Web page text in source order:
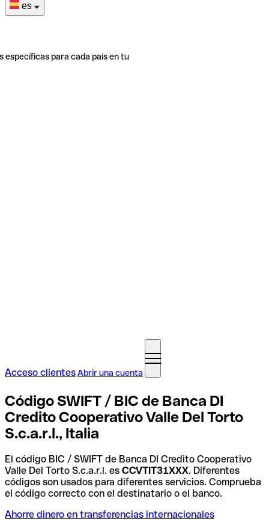
es
específicas para cada país en tu
Acceso clientesAbrir una cuenta
Código SWIFT / BIC de Banca DI
Credito Cooperativo Valle Del Torto
S.c.a.r.l., Italia
El código BIC / SWIFT de Banca DI Credito Cooperativo
Valle Del Torto S.c.a.r.l. es CCVTIT31XXX. Diferentes
códigos son usados para diferentes servicios. Comprueba
el código correcto con el destinatario o el banco.
Ahorre dinero en transferencias internacionales